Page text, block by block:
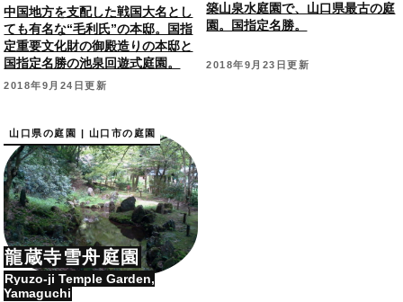
中国地方を支配した戦国大名とし
ても有名な“毛利氏”の本邸。国指
定重要文化財の御殿造りの本邸と
国指定名勝の池泉回遊式庭園。
2018年9月24日更新
築山泉水庭園で、山口県最古の庭
園。国指定名勝。
2018年9月23日更新
山口県の庭園 | 山口市の庭園
龍蔵寺雪舟庭園
Ryuzo-ji Temple Garden,
Yamaguchi